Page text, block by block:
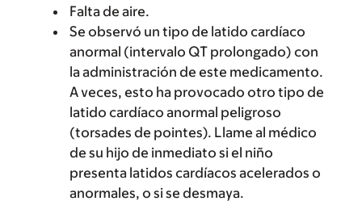
Falta de aire.
Se observó un tipo de latido cardíaco
anormal (intervalo QT prolongado) con
la administración de este medicamento.
A veces, esto ha provocado otro tipo de
latido cardíaco anormal peligroso
(torsades de pointes). Llame al médico
de su hijo de inmediato si el niño
presenta latidos cardíacos acelerados o
anormales, o si se desmaya.